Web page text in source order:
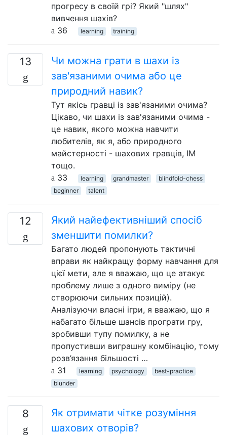
прогресу в своїй грі? Який "шлях"
вивчення шахів?
36
learning training
13
Чи можна грати в шахи із
зав'язаними очима або це
природний навик?
Тут якісь гравці із зав'язаними очима?
Цікаво, чи шахи із зав'язаними очима -
це навик, якого можна навчити
любителів, як я, або природного
майстерності - шахових гравців, ІМ
тощо.
33
learning grandmaster
blindfold-chess
beginner
talent
12
Який найефективніший спосіб
зменшити помилки?
Багато людей пропонують тактичні
вправи як найкращу форму навчання для
цієї мети, але я вважаю, що це атакує
проблему лише з одного виміру (не
створюючи сильних позицій).
Аналізуючи власні ігри, я вважаю, що я
набагато більше шансів програти гру,
зробивши тупу помилку, а не
пропустивши виграшну комбінацію, тому
розв’язання більшості …
31
learning psychology
best-practice
blunder
8
Як отримати чітке розуміння
шахових отворів?